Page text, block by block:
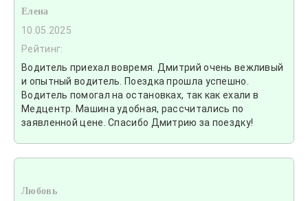
Елена
10.05.2025
Рейтинг:
Водитель приехал вовремя. Дмитрий очень вежливый
и опытный водитель. Поездка прошла успешно.
Водитель помогал на остановках, так как ехали в
Медцентр. Машина удобная, рассчитались по
заявленной цене. Спасибо Дмитрию за поездку!
Любовь